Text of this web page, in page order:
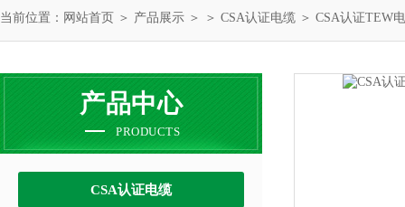
当前位置： 网站首页 ＞ 产品展示 ＞ ＞ CSA认证电缆 ＞ CSA认证TEW
产品中心
PRODUCTS
CSA认证电缆